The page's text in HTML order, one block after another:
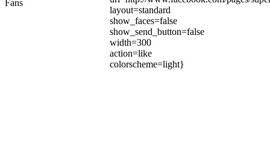
Fans
layout=standard
show_faces=false
show_send_button=false
width=300
action=like
colorscheme=light}